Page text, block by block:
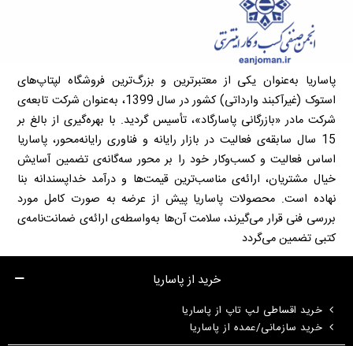
پاساریا به‌عنوان یکی از معتبرترین و بزرگ‌ترین فروشگاه لپتاپ‌های
استوک (غیرآکبند وارداتی) کشور در سال 1399، به‌عنوان شرکت تابعه‌ی
شرکت مادر «بازرگانی پاسارگاد»، تأسیس گردید. با بهره‌گیری از بالغ بر
15 سال سابقه‌ی فعالیت در بازار رایانه و فناوری رایانه‌محور، پاساریا
اساس فعالیت و کسب‌وکار خود را بر محور سه‌گانه‌ی تضمین آسایش
خیال مشتریان، ارائه‌ی مناسب‌ترین قیمت‌ها و درآمد خداپسندانه بنا
نهاده است. محصولات پاساریا پیش از عرضه به صورت کامل مورد
بررسی فنی قرار می‌گیرند، سلامت آن‌ها به‌واسطه‌ی ارائه‌ی ضمانت‌نامه‌ی
کتبی تضمین می‌گردد
خرید از پاساریا
خرید اقساطی لپ تاپ از پاساریا
خرید سازمانی/عمده از پاساریا